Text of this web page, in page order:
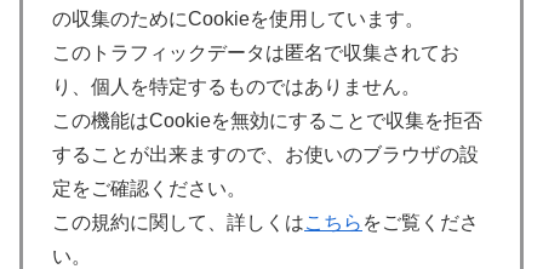
の収集のためにCookieを使用しています。
このトラフィックデータは匿名で収集されてお
り、個人を特定するものではありません。
この機能はCookieを無効にすることで収集を拒否
することが出来ますので、お使いのブラウザの設
定をご確認ください。
この規約に関して、詳しくはこちら をご覧くださ
い。